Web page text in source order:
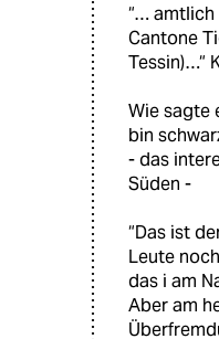
“… amtlich
Cantone
Tessin)…“
Wie sagte
bin
- das
Süden -
“Das ist
Leute
das i am
Aber am